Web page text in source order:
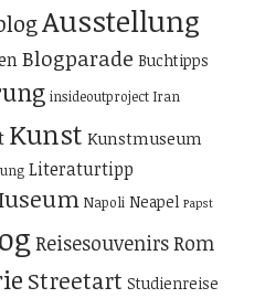
Ausstellung
Blogparade Buchtipps
insideoutproject Iran
Kunst Kunstmuseum
Literaturtipp
Napoli Neapel Papst
ReisesouvenirsRom
Streetart Studienreise